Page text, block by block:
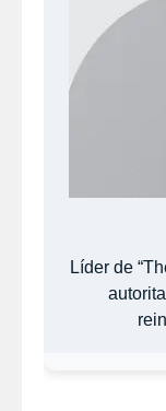
Líder de